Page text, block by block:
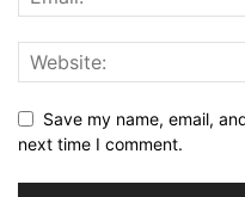
Save my name, email,
next time I comment.